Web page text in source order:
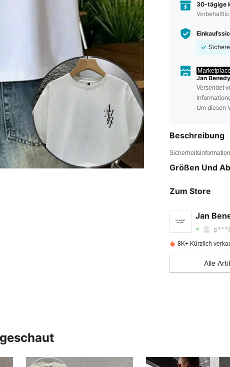
30-tägige
Marketplace
Jan
Versendet
Beschreibung
Größen Und
Zum Store
Jan
4,73
4,73
4,73
4,73
8K+ Kürzlich
Alle